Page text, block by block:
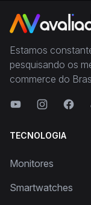
Estamos
pesquisando os
commerce do
TECNOLOGIA
Monitores
Smartwatches